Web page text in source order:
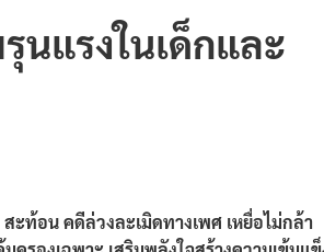
นแรงในเด็กและ
ะท้อน คดีล่วงละเมิดทางเพศ เหยื่อไม่กล้า
รองเฉพาะ เสริมพลังใจสร้างความเข้มแข็ง